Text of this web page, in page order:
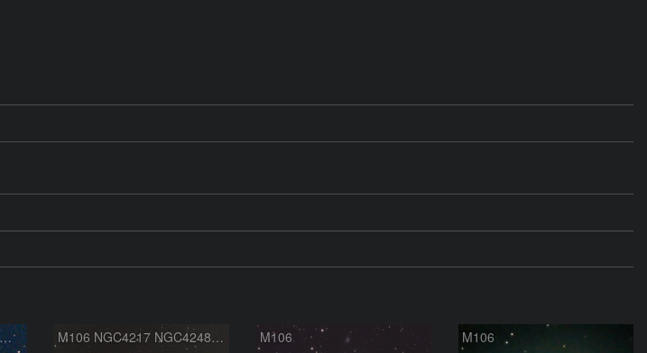
夜空は宝石箱(りょうけん座 M106) Seestar50 M106 NGC4217 NGC4248 りょうけん座 M106 M106